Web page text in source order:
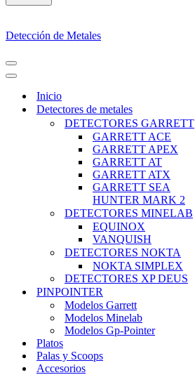
Detección de Metales
MENÚ
DE
NAVEGACIÓN
MENÚ
DE
NAVEGACIÓN
Inicio
Detectores de metales
DETECTORES GARRETT
GARRETT ACE
GARRETT APEX
GARRETT AT
GARRETT ATX
GARRETT SEA
HUNTER MARK 2
DETECTORES MINELAB
EQUINOX
VANQUISH
DETECTORES NOKTA
NOKTA SIMPLEX
DETECTORES XP DEUS
PINPOINTER
Modelos Garrett
Modelos Minelab
Modelos Gp-Pointer
Platos
Palas y Scoops
Accesorios